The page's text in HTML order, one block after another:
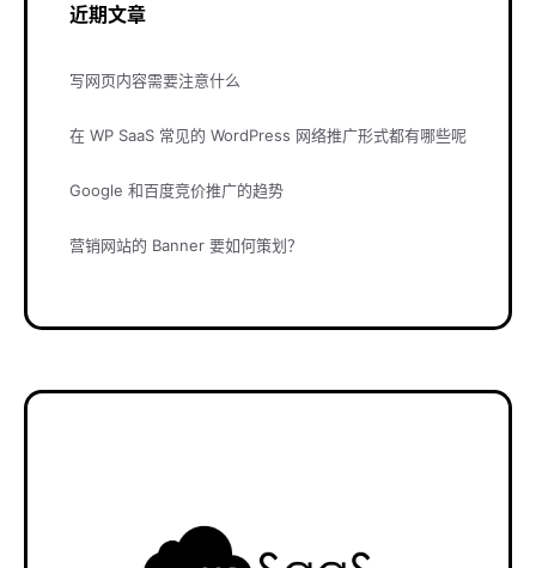
近期文章
写网页内容需要注意什么
在 WP SaaS 常见的 WordPress 网络推广形式都有哪些呢
Google 和百度竞价推广的趋势
营销网站的 Banner 要如何策划？